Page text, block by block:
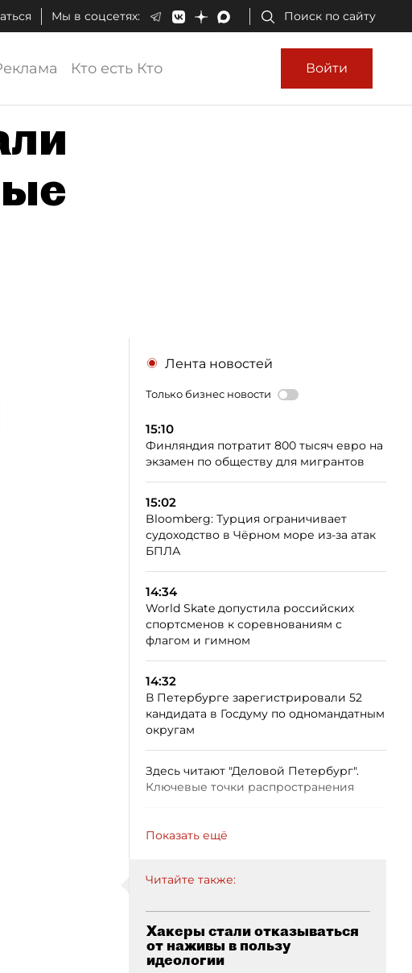
Мы в соцсетях: Поиск по сайту
Кто есть Кто Войти
Лента новостей
Только бизнес новости
15:10
Финляндия потратит 800 тысяч евро на
экзамен по обществу для мигрантов
15:02
Bloomberg: Турция ограничивает
судоходство в Чёрном море из-за атак
БПЛА
14:34
World Skate допустила российских
спортсменов к соревнованиям с
флагом и гимном
14:32
В Петербурге зарегистрировали 52
кандидата в Госдуму по одномандатным
округам
Здесь читают "Деловой Петербург".
Ключевые точки распространения
Показать ещё
Читайте также:
Хакеры стали отказываться
от наживы в пользу
идеологии